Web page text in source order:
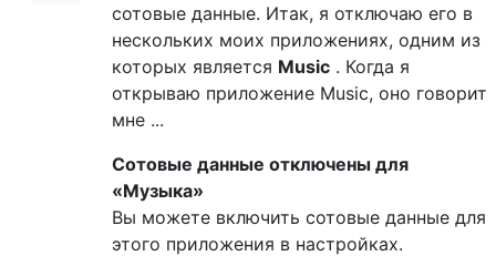
сотовые данные. Итак, я отключаю его в
нескольких моих приложениях, одним из
которых является Music . Когда я
открываю приложение Music, оно говорит
мне ...
Сотовые данные отключены для
«Музыка»
Вы можете включить сотовые данные для
этого приложения в настройках.